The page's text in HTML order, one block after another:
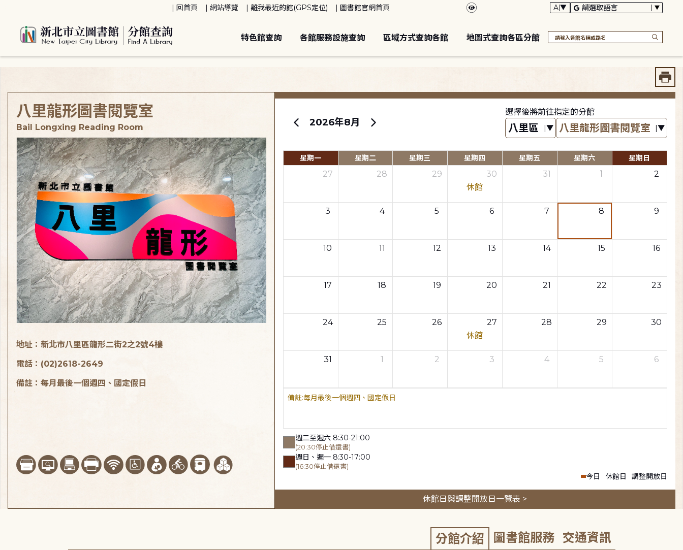
回首頁 網站導覽 離我最近的館(GPS定位) 圖書館官網首頁
特色館查詢 各館服務設施查詢 區域方式查詢各館 地圖式查詢各區分館
2026年8月
選擇後將前往指定的分館
星期一 星期二 星期三 星期四 星期五 星期六 星期日
27 28 29
30
休館
31 1 2
3 4 5 6 7 8 9
10 11 12 13 14 15 16
17 18 19 20 21 22 23
24 25 26
27
休館
28 29 30
31 1 2 3 4 5 6
每月最後一個週四、國定假日
週二至週六 8:30-21:00
(20:30停止借還書)
週日、週一 8:30-17:00
(16:30停止借還書)
今日 休館日 調整開放日
休館日與調整開放日一覽表 >
八里龍形圖書閱覽室
Bail Longxing Reading Room
地址：新北市八里區龍形二街2之2號4樓
電話：(02)2618-2649
備註：每月最後一個週四、國定假日
分館介紹 圖書館服務 交通資訊